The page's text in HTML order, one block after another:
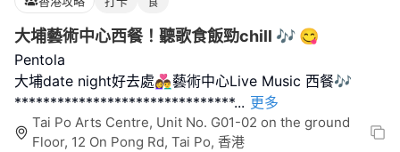
大埔藝術中心西餐！聽歌食飯勁chill 🎶 😋
Pentola
大埔date night好去處👩‍❤️‍👨藝術中心Live Music 西餐🎶
*******************************... 更多
Tai Po Arts Centre, Unit No. G01-02 on the ground
Floor, 12 On Pong Rd, Tai Po, 香港